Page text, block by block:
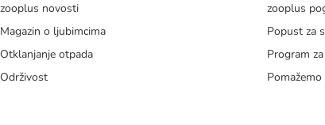
zooplus novosti
Magazin o ljubimcima
Otklanjanje otpada
Održivost
zooplus
Popust za
Program